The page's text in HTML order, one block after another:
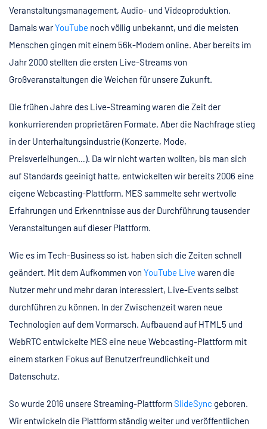
Veranstaltungsmanagement, Audio- und Videoproduktion.
Damals warYouTube noch völlig unbekannt, und die meisten
Menschen gingen mit einem 56k-Modem online. Aber bereits im
Jahr 2000 stellten die ersten Live-Streams von
Großveranstaltungen die Weichen für unsere Zukunft.
Die frühen Jahre des Live-Streaming waren die Zeit der
konkurrierenden proprietären Formate. Aber die Nachfrage stieg
in der Unterhaltungsindustrie (Konzerte, Mode,
Preisverleihungen…). Da wir nicht warten wollten, bis man sich
auf Standards geeinigt hatte, entwickelten wir bereits 2006 eine
eigene Webcasting-Plattform. MES sammelte sehr wertvolle
Erfahrungen und Erkenntnisse aus der Durchführung tausender
Veranstaltungen auf dieser Plattform.
Wie es im Tech-Business so ist, haben sich die Zeiten schnell
geändert. Mit dem Aufkommen von YouTube Live waren die
Nutzer mehr und mehr daran interessiert, Live-Events selbst
durchführen zu können. In der Zwischenzeit waren neue
Technologien auf dem Vormarsch. Aufbauend auf HTML5 und
WebRTC entwickelte MES eine neue Webcasting-Plattform mit
einem starken Fokus auf Benutzerfreundlichkeit und
Datenschutz.
So wurde 2016 unsere Streaming-PlattformSlideSync geboren.
Wir entwickeln die Plattform ständig weiter und veröffentlichen